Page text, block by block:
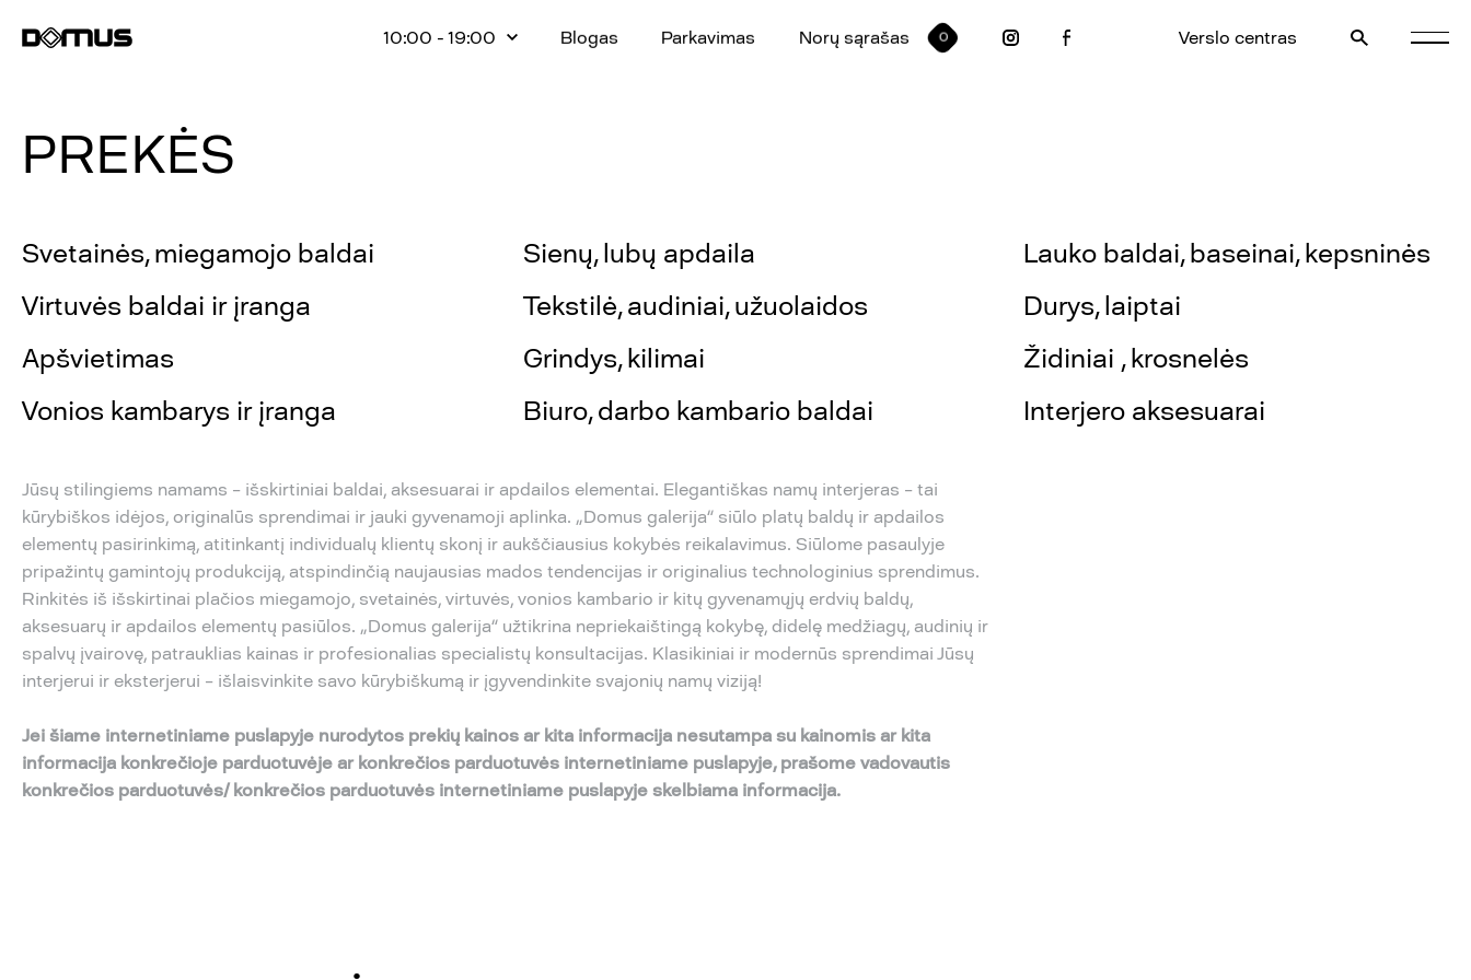
10:00 - 19:00 Blogas Parkavimas Norų sąrašas 0 Verslo centras
PREKĖS
Svetainės, miegamojo baldai
Virtuvės baldai ir įranga
Apšvietimas
Vonios kambarys ir įranga
Sienų, lubų apdaila
Tekstilė, audiniai, užuolaidos
Grindys, kilimai
Biuro, darbo kambario baldai
Lauko baldai, baseinai, kepsninės
Durys, laiptai
Židiniai , krosnelės
Interjero aksesuarai
Jūsų stilingiems namams – išskirtiniai baldai, aksesuarai ir apdailos elementai. Elegantiškas namų interjeras – tai
kūrybiškos idėjos, originalūs sprendimai ir jauki gyvenamoji aplinka. „Domus galerija“ siūlo platų baldų ir apdailos
elementų pasirinkimą, atitinkantį individualų klientų skonį ir aukščiausius kokybės reikalavimus. Siūlome pasaulyje
pripažintų gamintojų produkciją, atspindinčią naujausias mados tendencijas ir originalius technologinius sprendimus.
Rinkitės iš išskirtinai plačios miegamojo, svetainės, virtuvės, vonios kambario ir kitų gyvenamųjų erdvių baldų,
aksesuarų ir apdailos elementų pasiūlos. „Domus galerija“ užtikrina nepriekaištingą kokybę, didelę medžiagų, audinių ir
spalvų įvairovę, patrauklias kainas ir profesionalias specialistų konsultacijas. Klasikiniai ir modernūs sprendimai Jūsų
interjerui ir eksterjerui – išlaisvinkite savo kūrybiškumą ir įgyvendinkite svajonių namų viziją!
Jei šiame internetiniame puslapyje nurodytos prekių kainos ar kita informacija nesutampa su kainomis ar kita
informacija konkrečioje parduotuvėje ar konkrečios parduotuvės internetiniame puslapyje, prašome vadovautis
konkrečios parduotuvės/ konkrečios parduotuvės internetiniame puslapyje skelbiama informacija.